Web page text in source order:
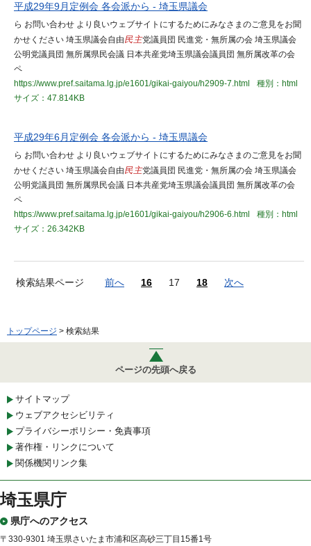
平成29年9月定例会 各会派から - 埼玉県議会
ら お問い合わせ より良いウェブサイトにするためにみなさまのご意見をお聞
かせください 埼玉県議会自由民主党議員団 民進党・無所属の会 埼玉県議会
公明党議員団 無所属県民会議 日本共産党埼玉県議会議員団 無所属改革の会
ペ
https://www.pref.saitama.lg.jp/e1601/gikai-gaiyou/h2909-7.html
種別：html
サイズ：47.814KB
平成29年6月定例会 各会派から - 埼玉県議会
ら お問い合わせ より良いウェブサイトにするためにみなさまのご意見をお聞
かせください 埼玉県議会自由民主党議員団 民進党・無所属の会 埼玉県議会
公明党議員団 無所属県民会議 日本共産党埼玉県議会議員団 無所属改革の会
ペ
https://www.pref.saitama.lg.jp/e1601/gikai-gaiyou/h2906-6.html
種別：html
サイズ：26.342KB
検索結果ページ 前へ 16 17 18 次へ
トップページ > 検索結果
ページの先頭へ戻る
サイトマップ
ウェブアクセシビリティ
プライバシーポリシー・免責事項
著作権・リンクについて
関係機関リンク集
埼玉県庁
県庁へのアクセス
〒330-9301 埼玉県さいたま市浦和区高砂三丁目15番1号